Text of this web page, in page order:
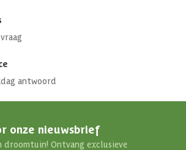
antwoord
onze nieuwsbrief
droomtuin! Ontvang exclusieve